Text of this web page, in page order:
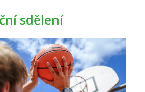
sdělení